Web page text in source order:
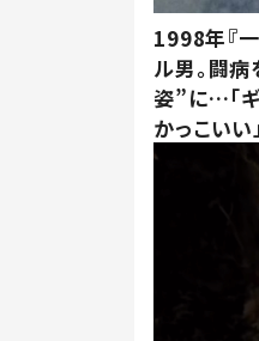
1998年『
ル男。闘
姿”に…「ギ
かっこいい